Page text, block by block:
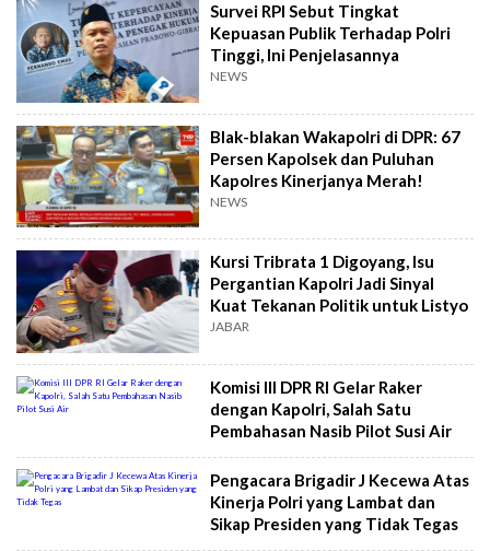
Survei RPI Sebut Tingkat
Kepuasan Publik Terhadap Polri
Tinggi, Ini Penjelasannya
NEWS
Blak-blakan Wakapolri di DPR: 67
Persen Kapolsek dan Puluhan
Kapolres Kinerjanya Merah!
NEWS
Kursi Tribrata 1 Digoyang, Isu
Pergantian Kapolri Jadi Sinyal
Kuat Tekanan Politik untuk Listyo
JABAR
Komisi III DPR RI Gelar Raker
dengan Kapolri, Salah Satu
Pembahasan Nasib Pilot Susi Air
Pengacara Brigadir J Kecewa Atas
Kinerja Polri yang Lambat dan
Sikap Presiden yang Tidak Tegas